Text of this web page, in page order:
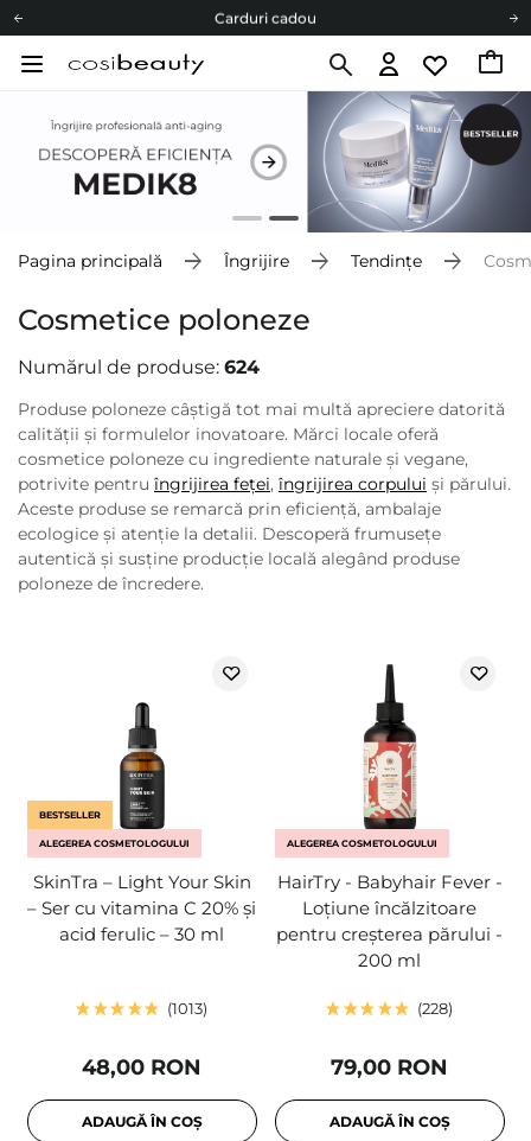
Carduri cadou
Livrare mai ieftină pentru comenzile de la 150 RON!
Carduri cadou
Livrare mai ieftină pentru comenzile de la 150 RON!
Pagina principală Îngrijire Tendințe
Cosmetice poloneze
Numărul de produse: 624
Produse poloneze câștigă tot mai multă apreciere datorită
calității și formulelor inovatoare. Mărci locale oferă
cosmetice poloneze cu ingrediente naturale și vegane,
potrivite pentru îngrijirea feței, îngrijirea corpului și părului.
Aceste produse se remarcă prin eficiență, ambalaje
ecologice și atenție la detalii. Descoperă frumusețe
autentică și susține producție locală alegând produse
poloneze de încredere.
BESTSELLER
ALEGEREA COSMETOLOGULUI
SkinTra – Light Your Skin
– Ser cu vitamina C 20% și
acid ferulic – 30 ml
1013
48,00 RON
ADAUGĂ ÎN COȘ
ALEGEREA COSMETOLOGULUI
HairTry - Babyhair Fever -
Loțiune încălzitoare
pentru creșterea părului -
200 ml
228
79,00 RON
ADAUGĂ ÎN COȘ